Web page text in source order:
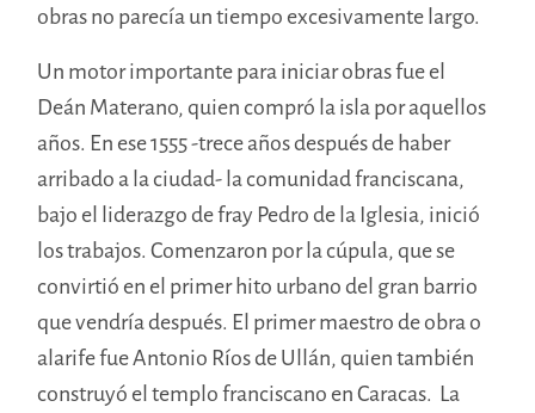
obras no parecía un tiempo excesivamente largo.
Un motor importante para iniciar obras fue el
Deán Materano, quien compró la isla por aquellos
años. En ese 1555 -trece años después de haber
arribado a la ciudad- la comunidad franciscana,
bajo el liderazgo de fray Pedro de la Iglesia, inició
los trabajos. Comenzaron por la cúpula, que se
convirtió en el primer hito urbano del gran barrio
que vendría después. El primer maestro de obra o
alarife fue Antonio Ríos de Ullán, quien también
construyó el templo franciscano en Caracas. La